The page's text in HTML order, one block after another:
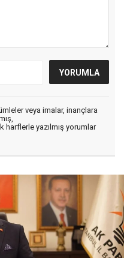
veya imalar, inançlara
harflerle yazılmış yorumlar